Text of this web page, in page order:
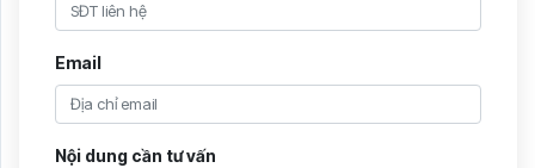
Email
Nội dung cần tư vấn